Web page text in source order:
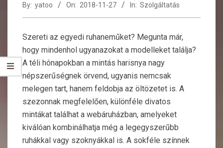
By: yatoo On: 2018-11-27 In: Szolgáltatás
Szereti az egyedi ruhaneműket? Megunta már,
hogy mindenhol ugyanazokat a modelleket találja?
A téli hónapokban a mintás harisnya nagy
népszerűségnek örvend, ugyanis nemcsak
melegen tart, hanem feldobja az öltözetet is. A
szezonnak megfelelően, különféle divatos
mintákat találhat a webáruházban, amelyeket
kiválóan kombinálhatja még a legegyszerűbb
ruhákkal vagy szoknyákkal is. A sokféle színnek